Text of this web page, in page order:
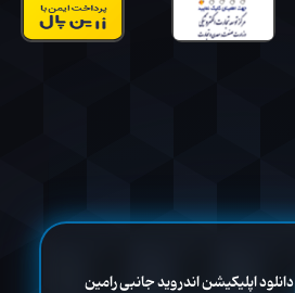
دانلود اپلیکیشن اندروید جانبی رامین